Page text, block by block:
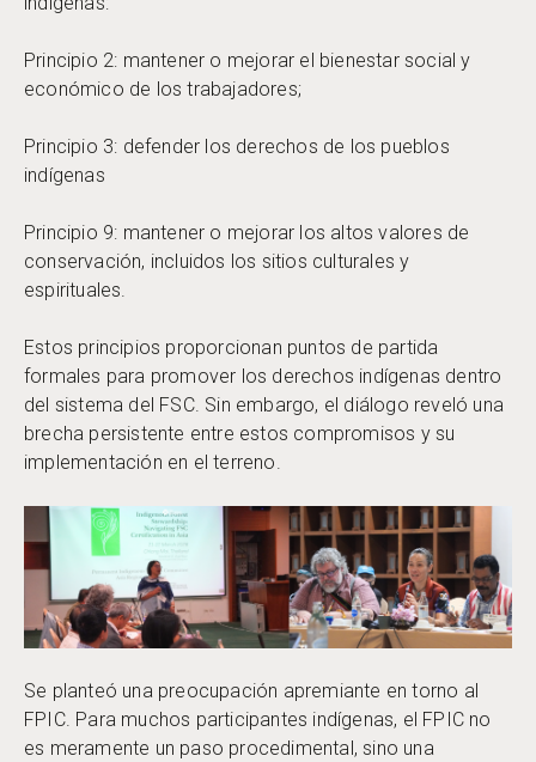
Principio 2: mantener o mejorar el bienestar social y
económico de los trabajadores;
Principio 3: defender los derechos de los pueblos
indígenas
Principio 9: mantener o mejorar los altos valores de
conservación, incluidos los sitios culturales y
espirituales.
Estos principios proporcionan puntos de partida
formales para promover los derechos indígenas dentro
del sistema del FSC. Sin embargo, el diálogo reveló una
brecha persistente entre estos compromisos y su
implementación en el terreno.
Se planteó una preocupación apremiante en torno al
FPIC. Para muchos participantes indígenas, el FPIC no
es meramente un paso procedimental, sino una